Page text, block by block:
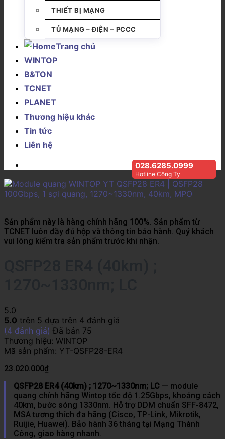
THIẾT BỊ MẠNG
TỦ MẠNG – ĐIỆN – PCCC
Trang chủ
WINTOP
B&TON
TCNET
PLANET
Thương hiệu khác
Tin tức
Liên hệ
028.6285.0999
Hotline Công Ty
Sản phẩm này là hàng chính hãng 100%. Sản phẩm từ
TCNET luôn đầy đủ hộp và thông tin bảo hành. Quý khách
vui lòng kiểm tra sản phẩm trước khi nhận.
5.0
5.0 trên 5 dựa trên 4 đánh giá
(4 đánh giá) Đã bán 75
Thương hiệu: WINTOP
Mã sản phẩm: YT-QSFP28-ER4
23.020.000₫
QSFP28 ER4 (40km) ; 1270~1330nm; LC — module
quang chính hãng Wintop tốc độ 1.25Gbps, khoảng cách
40km, bước sóng 1330nm. Hỗ trợ DDM chuẩn SFF-8472,
MSA tương thích đa hãng (Cisco, TP-Link, Mikrotik,
Ruijie, Huawei). Bảo hành 36 tháng tại Mạng Thành
Công, giao hàng nhanh.